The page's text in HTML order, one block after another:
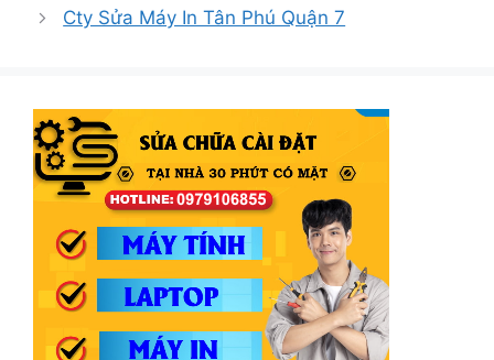
Cty Sửa Máy In Tân Phú Quận 7